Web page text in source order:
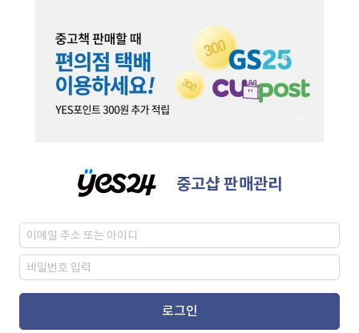
중고샵 판매관리
로그인